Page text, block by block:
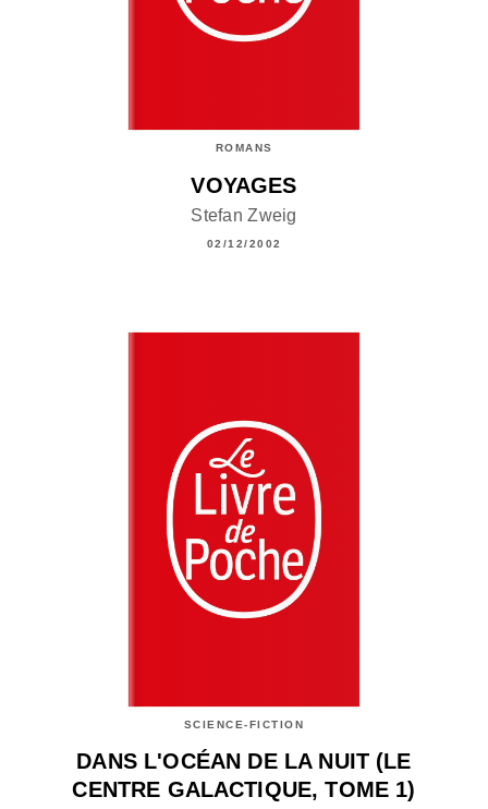
ROMANS
VOYAGES
Stefan Zweig
02/12/2002
SCIENCE-FICTION
DANS L'OCÉAN DE LA NUIT (LE
CENTRE GALACTIQUE, TOME 1)